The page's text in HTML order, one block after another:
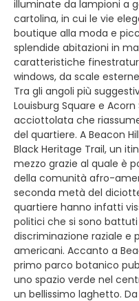
illuminate da lampioni a
cartolina, in cui le vie
boutique alla moda e
splendide abitazioni in
caratteristiche
windows, da scale
Tra gli angoli più
Louisburg Square e
acciottolata che
del quartiere. A Beacon
Black Heritage Trail, un
mezzo grazie al quale è
della comunità afro-
seconda metà del
quartiere hanno infatti
politici che si sono
discriminazione raziale e
americani. Accanto a
primo parco botanico
uno spazio verde nel
un bellissimo laghetto.